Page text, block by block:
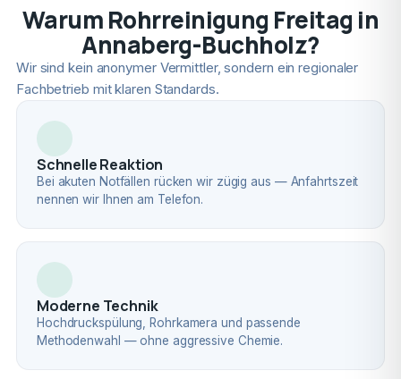
Warum Rohrreinigung Freitag in
Annaberg-Buchholz?
Wir sind kein anonymer Vermittler, sondern ein regionaler
Fachbetrieb mit klaren Standards.
Schnelle Reaktion
Bei akuten Notfällen rücken wir zügig aus — Anfahrtszeit
nennen wir Ihnen am Telefon.
Moderne Technik
Hochdruckspülung, Rohrkamera und passende
Methodenwahl — ohne aggressive Chemie.